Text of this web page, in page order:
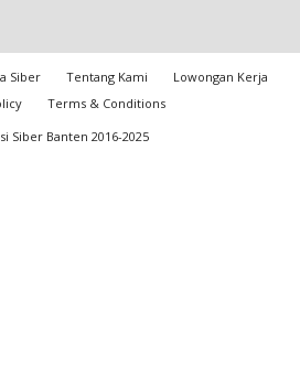
Siber Tentang Kami
Lowongan Kerja
Terms & Conditions
Siber Banten 2016-2025